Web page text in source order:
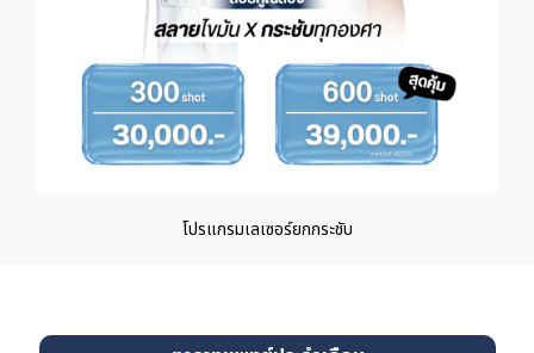
โปรแกรมเลเซอร์ยกกระชับ